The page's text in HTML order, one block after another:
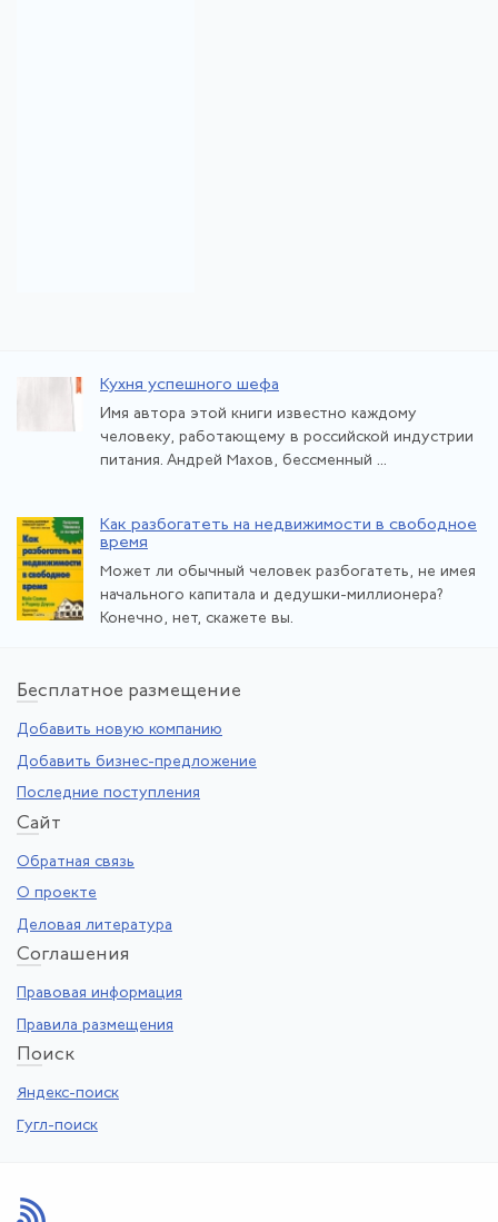
Кухня успешного шефа
Имя автора этой книги известно каждому
человеку, работающему в российской индустрии
питания. Андрей Махов, бессменный ...
Как разбогатеть на недвижимости в свободное
время
Может ли обычный человек разбогатеть, не имея
начального капитала и дедушки-миллионера?
Конечно, нет, скажете вы.
Бесплатное размещение
Добавить новую компанию
Добавить бизнес-предложение
Последние поступления
Сайт
Обратная связь
О проекте
Деловая литература
Соглашения
Правовая информация
Правила размещения
Поиск
Яндекс-поиск
Гугл-поиск